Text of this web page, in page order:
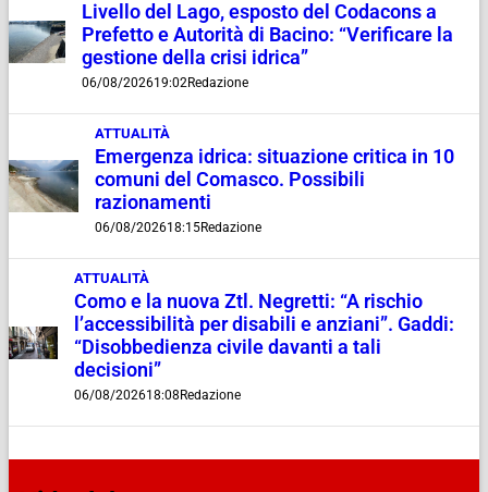
Livello del Lago, esposto del Codacons a
Prefetto e Autorità di Bacino: “Verificare la
gestione della crisi idrica”
06/08/202619:02Redazione
ATTUALITÀ
Emergenza idrica: situazione critica in 10
comuni del Comasco. Possibili
razionamenti
06/08/202618:15Redazione
ATTUALITÀ
Como e la nuova Ztl. Negretti: “A rischio
l’accessibilità per disabili e anziani”. Gaddi:
“Disobbedienza civile davanti a tali
decisioni”
06/08/202618:08 Redazione